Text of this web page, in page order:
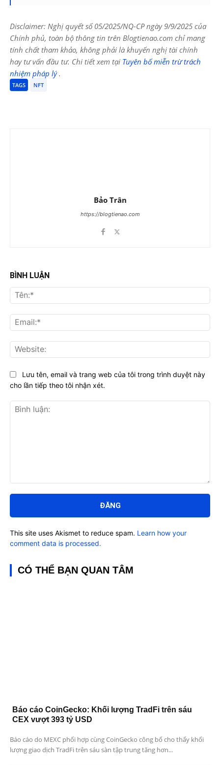
Disclaimer: Nghị quyết số 05/2025/NQ-CP ngày 9/9/2025 của
Chính phủ, toàn bộ thông tin trên Blogtienao.com chỉ mang
tính chất tham khảo, không phải là khuyến nghị tài chính
hay tư vấn đầu tư. Chi tiết xem tại Tuyên bố miễn trừ trách
nhiệm pháp lý.
TAGS NFT
Bảo Trân
https://blogtienao.com
BÌNH LUẬN
luận:
Lưu tên, email và trang web của tôi trong trình duyệt này
cho lần tiếp theo tôi nhận xét.
This site uses Akismet to reduce spam. Learn how your
comment data is processed.
CÓ THỂ BẠN QUAN TÂM
Báo cáo CoinGecko: Khối lượng TradFi trên sáu
CEX vượt 393 tỷ USD
Báo cáo do MEXC phối hợp cùng CoinGecko công bố cho thấy khối
lượng giao dịch TradFi trên sáu sàn tập trung tăng hơn...